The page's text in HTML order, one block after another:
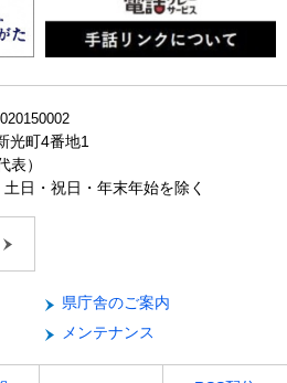
町4番地1
）
日・祝日・年末年始を除く
県庁舎のご案内
メンテナンス